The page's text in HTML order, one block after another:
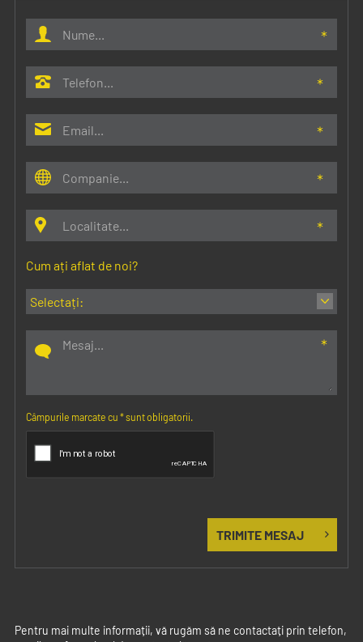
Cum ați aflat de noi?
Câmpurile marcate cu *sunt obligatorii.
Pentru mai multe informații, vă rugăm să ne contactați prin telefon,